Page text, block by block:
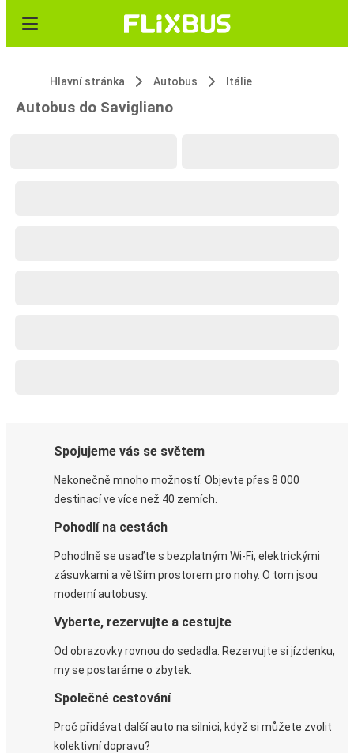
Hlavní stránka Autobus Itálie
Autobus do Savigliano
Spojujeme vás se světem
Nekonečně mnoho možností. Objevte přes 8 000
destinací ve více než 40 zemích.
Pohodlí na cestách
Pohodlně se usaďte s bezplatným Wi-Fi, elektrickými
zásuvkami a větším prostorem pro nohy. O tom jsou
moderní autobusy.
Vyberte, rezervujte a cestujte
Od obrazovky rovnou do sedadla. Rezervujte si jízdenku,
my se postaráme o zbytek.
Společné cestování
Proč přidávat další auto na silnici, když si můžete zvolit
kolektivní dopravu?